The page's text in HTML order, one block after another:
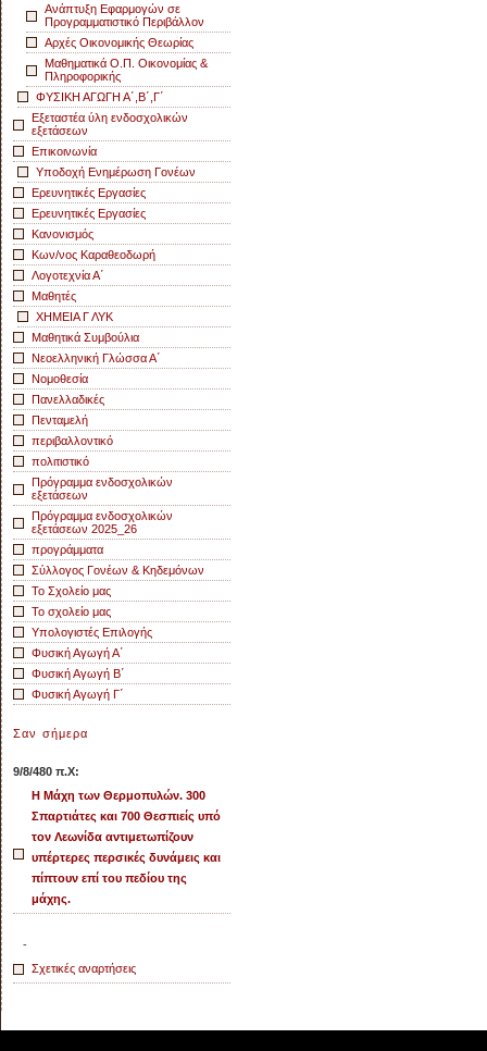
Ανάπτυξη Εφαρμογών σε
Προγραμματιστικό Περιβάλλον
Αρχές Οικονομικής Θεωρίας
Μαθηματικά Ο.Π. Οικονομίας &
Πληροφορικής
ΦΥΣΙΚΗ ΑΓΩΓΗ Α΄,Β΄,Γ΄
Εξεταστέα ύλη ενδοσχολικών
εξετάσεων
Επικοινωνία
Υποδοχή Ενημέρωση Γονέων
Ερευνητικές Εργασίες
Ερευνητικές Εργασίες
Κανονισμός
Κων/νος Καραθεοδωρή
Λογοτεχνία Α΄
Μαθητές
ΧΗΜΕΙΑ Γ ΛΥΚ
Μαθητικά Συμβούλια
Νεοελληνική Γλώσσα Α΄
Νομοθεσία
Πανελλαδικές
Πενταμελή
περιβαλλοντικό
πολιτιστικό
Πρόγραμμα ενδοσχολικών
εξετάσεων
Πρόγραμμα ενδοσχολικών
εξετάσεων 2025_26
προγράμματα
Σύλλογος Γονέων & Κηδεμόνων
Το Σχολείο μας
Το σχολείο μας
Υπολογιστές Επιλογής
Φυσική Αγωγή Α΄
Φυσική Αγωγή Β΄
Φυσική Αγωγή Γ΄
Σαν σήμερα
9/8/480 π.Χ:
Η Μάχη των Θερμοπυλών. 300
Σπαρτιάτες και 700 Θεσπιείς υπό
τον Λεωνίδα αντιμετωπίζουν
υπέρτερες περσικές δυνάμεις και
πίπτουν επί του πεδίου της
μάχης.
-
Σχετικές αναρτήσεις